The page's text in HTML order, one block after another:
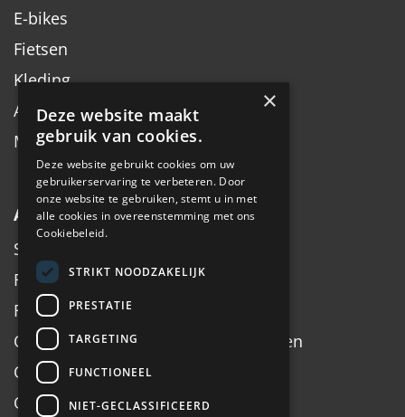
E-bikes
Fietsen
Kleding
Accessoires
Merken
Algemeen
Service
Fiets inruilen
Fietsadvies op maat
Onderhoud, Service, Halen & Brengen
Onderhoud Brompton
Openingstijden
×
Deze website maakt
gebruik van cookies.
Deze website gebruikt cookies om uw
gebruikerservaring te verbeteren. Door
onze website te gebruiken, stemt u in met
alle cookies in overeenstemming met ons
Cookiebeleid.
STRIKT NOODZAKELIJK
PRESTATIE
TARGETING
FUNCTIONEEL
NIET-GECLASSIFICEERD